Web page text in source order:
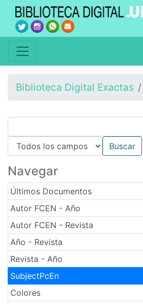
Biblioteca Digital Exactas
Navegar
Últimos Documentos
Autor FCEN - Año
Autor FCEN - Revista
Año - Revista
Revista - Año
SubjectPcEn
Colores